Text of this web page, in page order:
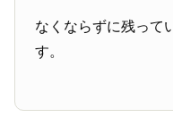
なくならずに残って
す。